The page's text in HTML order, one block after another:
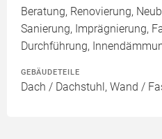
Beratung, Renovierung,
Sanierung, Imprägnierung,
Durchführung,
GEBÄUDETEILE
Dach / Dachstuhl, Wand /